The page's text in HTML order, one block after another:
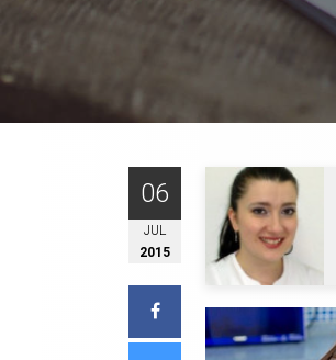
06
JUL
2015